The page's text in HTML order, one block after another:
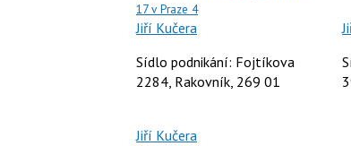
17 v Praze 4
Jiří Kučera
Sídlo podnikání: Fojtíkova
2284, Rakovník, 269 01
Jiří Kučera